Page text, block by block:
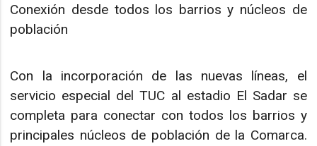
Conexión desde todos los barrios y núcleos de
población
Con la incorporación de las nuevas líneas, el
servicio especial del TUC al estadio El Sadar se
completa para conectar con todos los barrios y
principales núcleos de población de la Comarca.